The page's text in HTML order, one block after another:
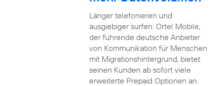
Länger telefonieren und
ausgiebiger surfen: Ortel Mobile,
der führende deutsche Anbieter
von Kommunikation für Menschen
mit Migrationshintergrund, bietet
seinen Kunden ab sofort viele
erweiterte Prepaid Optionen an.